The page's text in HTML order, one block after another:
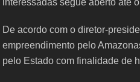
De acordo com o diretor-
empreendimento pelo
pelo Estado com finalidade de